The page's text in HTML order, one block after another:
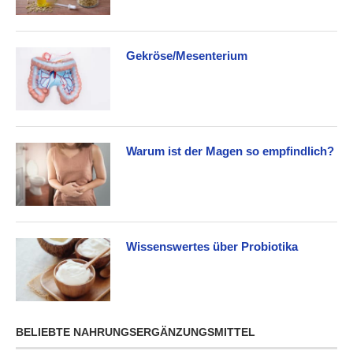
Gekröse/Mesenterium
Warum ist der Magen so empfindlich?
Wissenswertes über Probiotika
BELIEBTE NAHRUNGSERGÄNZUNGSMITTEL